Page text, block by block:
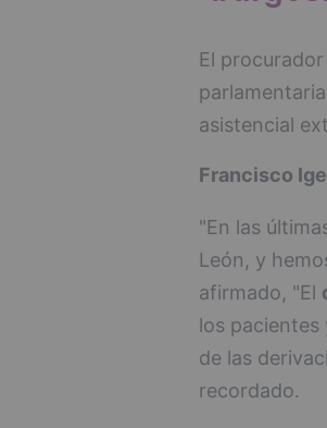
El procurador
asistencial
Francisco
"En las
León, y
afirmado, "El
los pacientes
de las
recordado.